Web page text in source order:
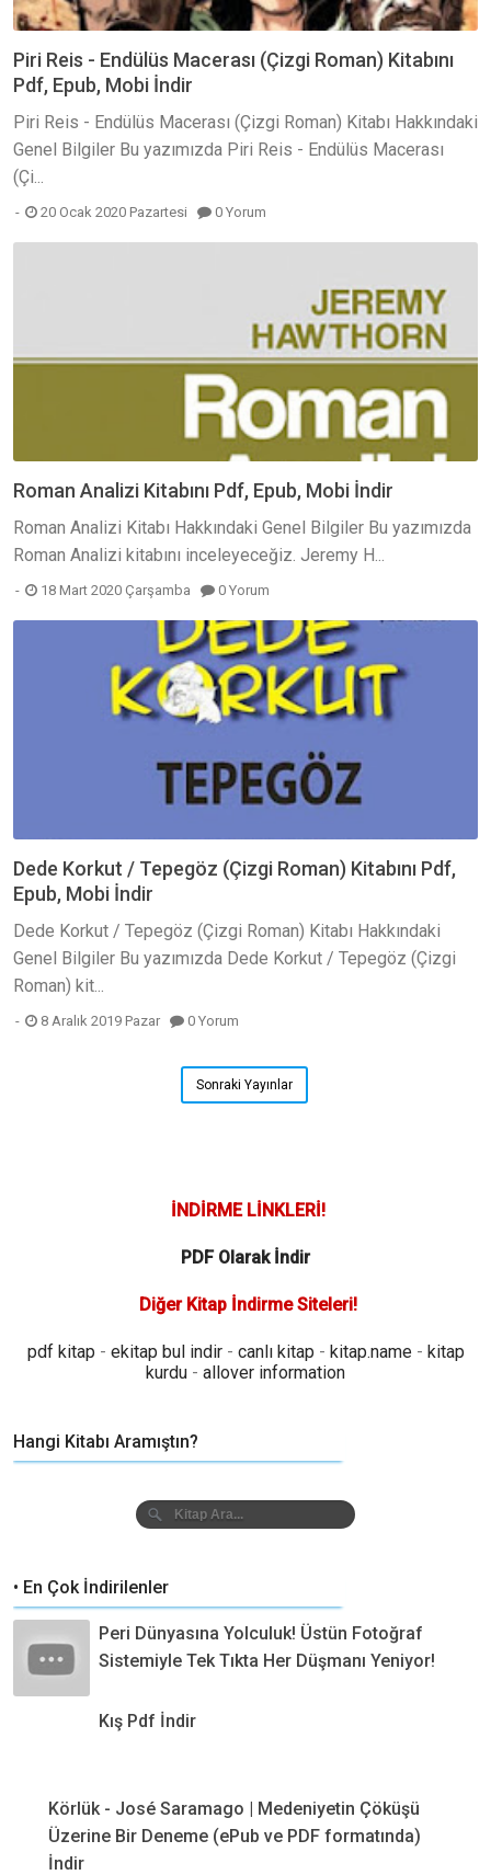
Piri Reis - Endülüs Macerası (Çizgi Roman) Kitabını
Pdf, Epub, Mobi İndir
Piri Reis - Endülüs Macerası (Çizgi Roman) Kitabı Hakkındaki
Genel Bilgiler Bu yazımızda Piri Reis - Endülüs Macerası
(Çi...
20 Ocak 2020 Pazartesi 0 Yorum
Roman Analizi Kitabını Pdf, Epub, Mobi İndir
Roman Analizi Kitabı Hakkındaki Genel Bilgiler Bu yazımızda
Roman Analizi kitabını inceleyeceğiz. Jeremy H...
18 Mart 2020 Çarşamba 0 Yorum
Dede Korkut / Tepegöz (Çizgi Roman) Kitabını Pdf,
Epub, Mobi İndir
Dede Korkut / Tepegöz (Çizgi Roman) Kitabı Hakkındaki
Genel Bilgiler Bu yazımızda Dede Korkut / Tepegöz (Çizgi
Roman) kit...
8 Aralık 2019 Pazar 0 Yorum
Sonraki Yayınlar
İNDİRME LİNKLERİ!
PDF Olarak İndir
Diğer Kitap İndirme Siteleri!
pdf kitap - ekitap bul indir- canlı kitap - kitap.name- kitap
kurdu - allover information
Hangi Kitabı Aramıştın?
• En Çok İndirilenler
Peri Dünyasına Yolculuk! Üstün Fotoğraf
Sistemiyle Tek Tıkta Her Düşmanı Yeniyor!
Kış Pdf İndir
Körlük - José Saramago | Medeniyetin Çöküşü
Üzerine Bir Deneme (ePub ve PDF formatında)
İndir